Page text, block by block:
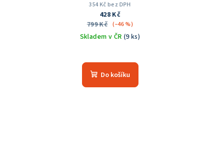
354 Kč bez DPH
428 Kč
799 Kč (–46 %)
Skladem v ČR (9 ks)
Do košíku